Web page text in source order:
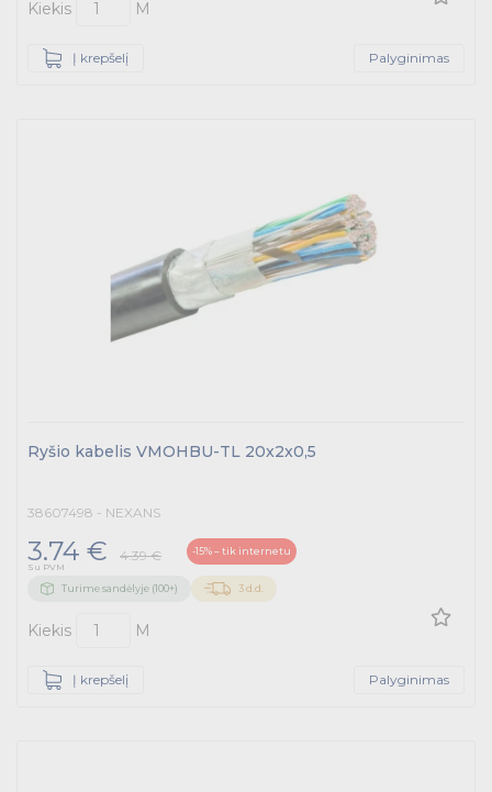
Kiekis M
Į krepšelį Palyginimas
Ryšio kabelis VMOHBU-TL 20x2x0,5
38607498 - NEXANS
3.74 € 4.39 € -15% – tik internetu
Su PVM
Turime sandėlyje (100+) 3 d.d.
Kiekis M
Į krepšelį Palyginimas